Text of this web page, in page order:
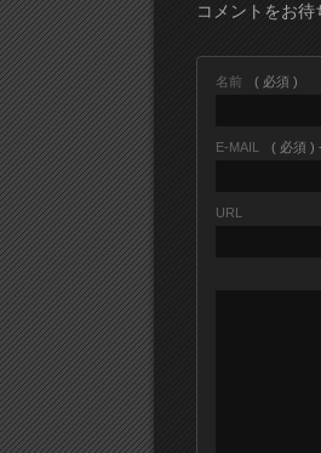
コメントをお
名前 ( 必須 )
E-MAIL ( 必須 )
URL